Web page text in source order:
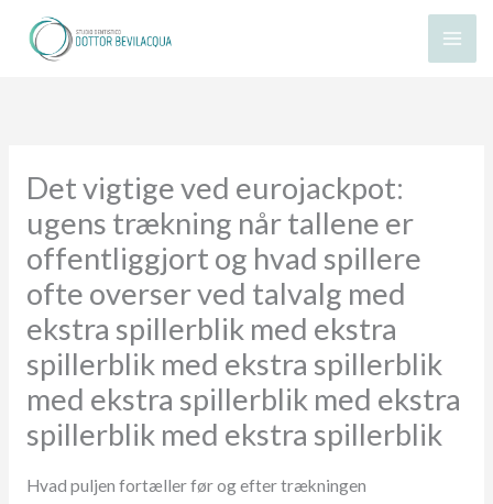
Det vigtige ved eurojackpot:
ugens trækning når tallene er
offentliggjort og hvad spillere
ofte overser ved talvalg med
ekstra spillerblik med ekstra
spillerblik med ekstra spillerblik
med ekstra spillerblik med ekstra
spillerblik med ekstra spillerblik
Hvad puljen fortæller før og efter trækningen